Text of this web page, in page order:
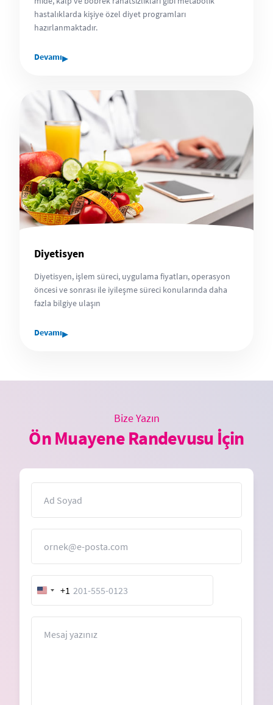
hastalıklarda kişiye özel diyet programları
hazırlanmaktadır.
Devamı▸
Diyetisyen
Diyetisyen, işlem süreci, uygulama fiyatları, operasyon
öncesi ve sonrası ile iyileşme süreci konularında daha
fazla bilgiye ulaşın
Devamı▸
Bize Yazın
Ön Muayene Randevusu İçin
United
States
+1